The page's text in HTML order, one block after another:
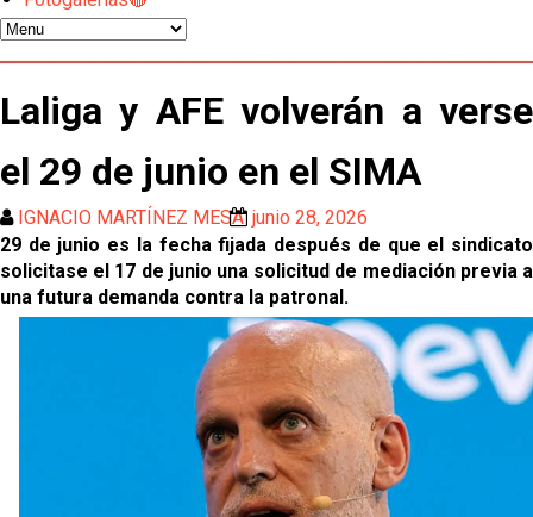
El Sevilla oficializa el traspaso de Sow
reflejado que podemos tirar para delante y
trabajamos con ilusión
Diomande ya es madridista mientras Rodri agita el
mercado
OFICIAL | Juanlu se marcha al Bournemouth
Los posibles herederos del número 16 tras la
Alberto Flores, muy cerca de convertirse en nuevo
jugador del Granada CF
El Granada negocia con el Sevilla FC por Alberto
Laliga y AFE volverán a verse
el 29 de junio en el SIMA
IGNACIO MARTÍNEZ MESA junio 28, 2026
29 de junio es la fecha fijada después de que el sindicato
solicitase el 17 de junio una solicitud de mediación previa a
una futura demanda contra la patronal.